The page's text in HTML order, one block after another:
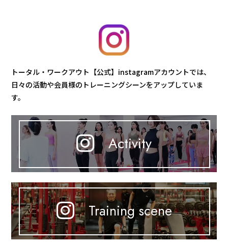
トータル・ワークアウト【公式】instagramアカウントでは、
日々の活動や会員様のトレーニングシーンをアップしていま
す。
Activity
Training scene